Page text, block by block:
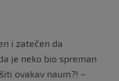
i zatečen da
je neko bio spreman
ovakav naum?! –